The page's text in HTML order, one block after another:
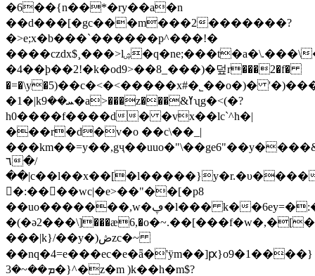
�6��{n��*�ry��a�n
��d���[�gc���m���2�������?
�>e;x�b���`������p^���!�
����czdx$¸���>lۺ�q�ne;���t�a�\.���\�%}xsj�ϸl����y_<�c�#�c�k�=dehal��<�ϧ<�s�n%���y����45����=ʻh�q�,ϸ����g�j��ׄ<�|ute�g1�ky���؇]4��.���\��:x��}
�4��ϸ��2!�k�od9>��8_���)�덮r���2�f�
�=�\y�5)��c�<�<�����x#�˾��o�)�
�1�|kܚ��9�a>���z���&ߌʯg�<(�?
h0����f����d� �vx��lc`^h�|
���r�d�v�o ��c\��_|
٦�/
��|c��l��x��[�l�����}y�r.�υ����
�:����wc|�e>��"��[�p8
��uo�������,w�ڥ�l��� k��6ey=�:��]q�k�*��c��
���|k}/��y�)ڞzc�~
��nq�4=e���ec�e�ǟ�'ӱm��]ԗ}o9�1����}
ܡ��~�3�}^�z�m )k��h�m$?